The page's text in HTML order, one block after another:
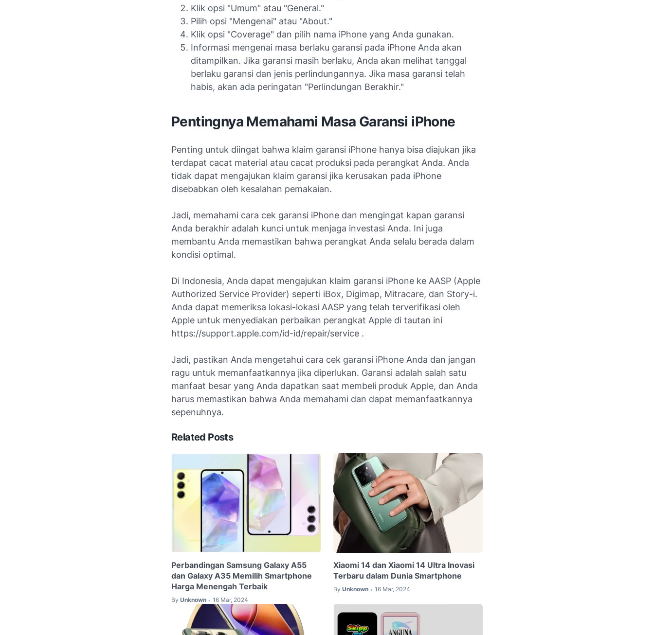
Klik opsi "Umum" atau "General."
Pilih opsi "Mengenai" atau "About."
Klik opsi "Coverage" dan pilih nama iPhone yang Anda gunakan.
Informasi mengenai masa berlaku garansi pada iPhone Anda akan
ditampilkan. Jika garansi masih berlaku, Anda akan melihat tanggal
berlaku garansi dan jenis perlindungannya. Jika masa garansi telah
habis, akan ada peringatan "Perlindungan Berakhir."
Pentingnya Memahami Masa Garansi iPhone
Penting untuk diingat bahwa klaim garansi iPhone hanya bisa diajukan jika
terdapat cacat material atau cacat produksi pada perangkat Anda. Anda
tidak dapat mengajukan klaim garansi jika kerusakan pada iPhone
disebabkan oleh kesalahan pemakaian.
Jadi, memahami cara cek garansi iPhone dan mengingat kapan garansi
Anda berakhir adalah kunci untuk menjaga investasi Anda. Ini juga
membantu Anda memastikan bahwa perangkat Anda selalu berada dalam
kondisi optimal.
Di Indonesia, Anda dapat mengajukan klaim garansi iPhone ke AASP (Apple
Authorized Service Provider) seperti iBox, Digimap, Mitracare, dan Story-i.
Anda dapat memeriksa lokasi-lokasi AASP yang telah terverifikasi oleh
Apple untuk menyediakan perbaikan perangkat Apple di tautan ini
https://support.apple.com/id-id/repair/service .
Jadi, pastikan Anda mengetahui cara cek garansi iPhone Anda dan jangan
ragu untuk memanfaatkannya jika diperlukan. Garansi adalah salah satu
manfaat besar yang Anda dapatkan saat membeli produk Apple, dan Anda
harus memastikan bahwa Anda memahami dan dapat memanfaatkannya
sepenuhnya.
Related Posts
Perbandingan Samsung Galaxy A55
dan Galaxy A35 Memilih Smartphone
Harga Menengah Terbaik
By Unknown • 16 Mar, 2024
Xiaomi 14 dan Xiaomi 14 Ultra Inovasi
Terbaru dalam Dunia Smartphone
By Unknown • 16 Mar, 2024